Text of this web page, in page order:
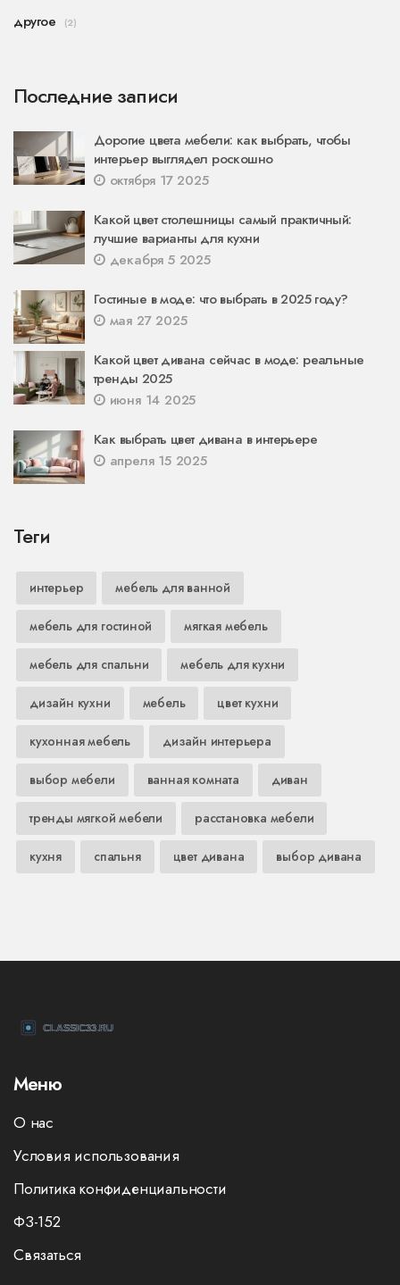
другое (2)
Последние записи
Дорогие цвета мебели: как выбрать, чтобы
интерьер выглядел роскошно
октября 17 2025
Какой цвет столешницы самый практичный:
лучшие варианты для кухни
декабря 5 2025
Гостиные в моде: что выбрать в 2025 году?
мая 27 2025
Какой цвет дивана сейчас в моде: реальные
тренды 2025
июня 14 2025
Как выбрать цвет дивана в интерьере
апреля 15 2025
Теги
интерьер мебель для ванной
мебель для гостиной мягкая мебель
мебель для спальни мебель для кухни
дизайн кухни мебель цвет кухни
кухонная мебель дизайн интерьера
выбор мебели ванная комната диван
тренды мягкой мебели расстановка мебели
кухня спальня цвет дивана выбор дивана
Меню
О нас
Условия использования
Политика конфиденциальности
ФЗ-152
Связаться